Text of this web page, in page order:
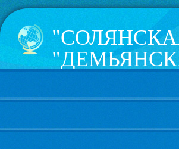
РАЙОНА
626181,